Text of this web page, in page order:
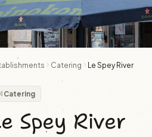
Catering Le Spey River
Catering
Spey River